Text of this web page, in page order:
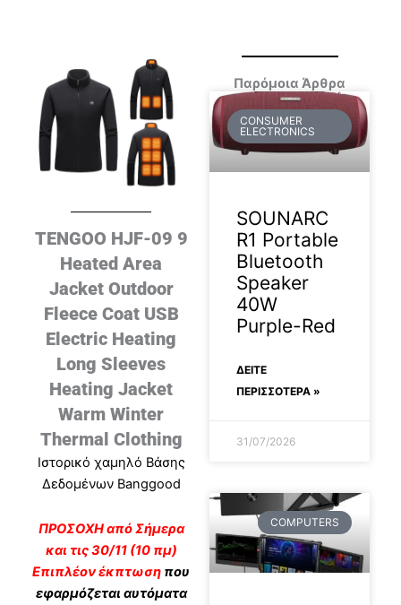
TENGOO HJF-09 9
Heated Area
Jacket Outdoor
Fleece Coat USB
Electric Heating
Long Sleeves
Heating Jacket
Warm Winter
Thermal Clothing
Ιστορικό χαμηλό Βάσης
Δεδομένων Banggood
ΠΡΟΣΟΧΗ από Σήμερα
και τις 30/11 (10 πμ)
Eπιπλέον έκπτωση που
εφαρμόζεται αυτόματα
Παρόμοια Άρθρα
CONSUMER
ELECTRONICS
SOUNARC
R1 Portable
Bluetooth
Speaker
40W
Purple-Red
ΔΕΊΤΕ
ΠΕΡΙΣΣΟΤΕΡΑ »
31/07/2026
COMPUTERS